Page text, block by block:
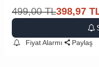
499,00 TL398,97
Fiyat Alarmı Paylaş